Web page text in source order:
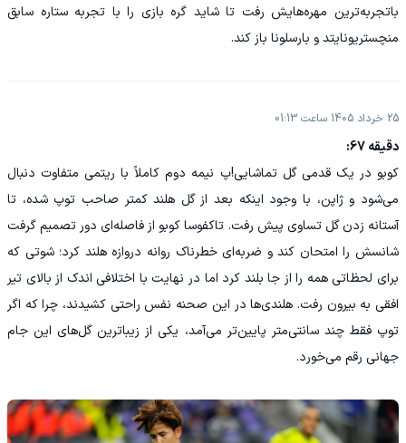
باتجربه‌ترین مهره‌هایش رفت تا شاید گره بازی را با تجربه ستاره سابق
منچستریونایتد و بارسلونا باز کند.
25 خرداد 1405 ساعت 01:13
دقیقه 67:
کوبو در یک قدمی گل تماشایی!پ نیمه دوم کاملاً با ریتمی متفاوت دنبال
می‌شود و ژاپن، با وجود اینکه بعد از گل هلند کمتر صاحب توپ شده، تا
آستانه زدن گل تساوی پیش رفت. تاکفوسا کوبو از فاصله‌ای دور تصمیم گرفت
شانسش را امتحان کند و ضربه‌ای خطرناک روانه دروازه هلند کرد؛ شوتی که
برای لحظاتی همه را از جا بلند کرد اما در نهایت با اختلافی اندک از بالای تیر
افقی به بیرون رفت. هلندی‌ها در این صحنه نفس راحتی کشیدند، چرا که اگر
توپ فقط چند سانتی‌متر پایین‌تر می‌آمد، یکی از زیباترین گل‌های این جام
جهانی رقم می‌خورد.